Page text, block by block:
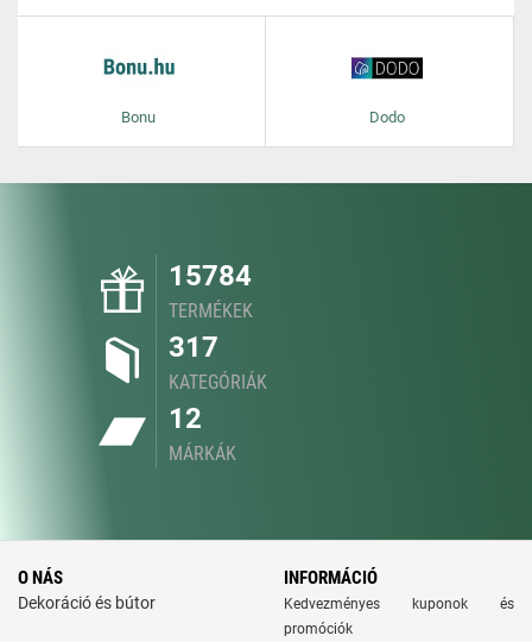
Bonu Dodo
15784
TERMÉKEK
317
KATEGÓRIÁK
12
MÁRKÁK
O NÁS
Dekoráció és bútor
INFORMÁCIÓ
Kedvezményes kuponok és
promóciók